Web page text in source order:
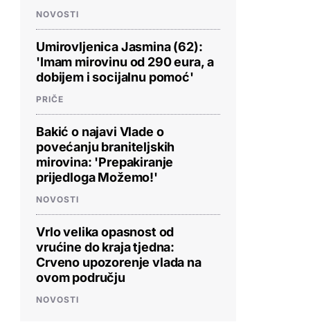
NOVOSTI
Umirovljenica Jasmina (62):
'Imam mirovinu od 290 eura, a
dobijem i socijalnu pomoć'
PRIČE
Bakić o najavi Vlade o
povećanju braniteljskih
mirovina: 'Prepakiranje
prijedloga Možemo!'
NOVOSTI
Vrlo velika opasnost od
vrućine do kraja tjedna:
Crveno upozorenje vlada na
ovom području
NOVOSTI